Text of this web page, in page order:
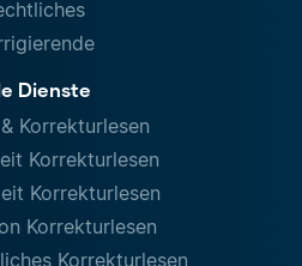
Dienste
Korrekturlesen
Korrekturlesen
Korrekturlesen
Korrekturlesen
Korrekturlesen